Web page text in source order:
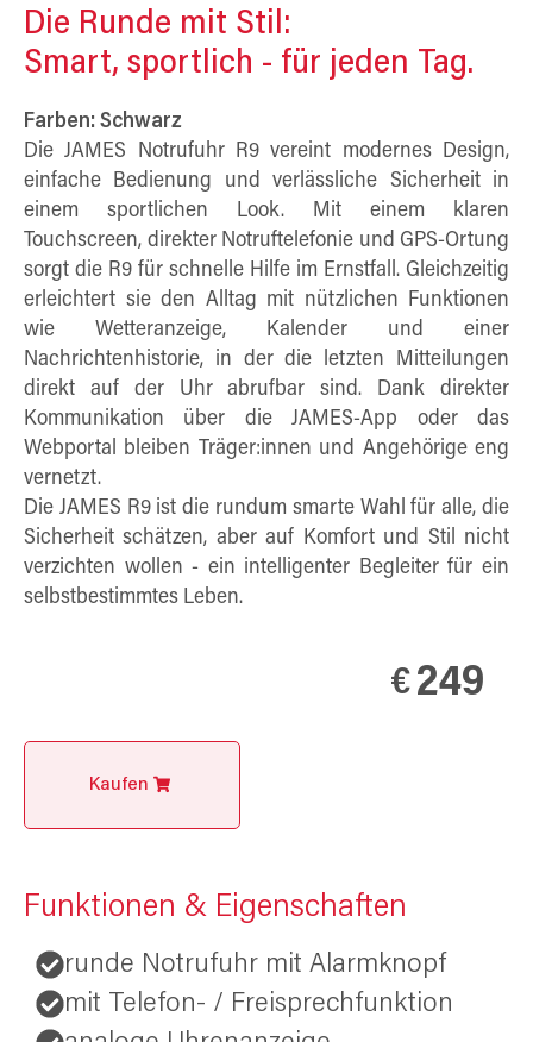
Die Runde mit Stil:
Smart, sportlich - für jeden Tag.
Farben: Schwarz
Die JAMES Notrufuhr R9 vereint modernes Design,
einfache Bedienung und verlässliche Sicherheit in
einem sportlichen Look. Mit einem klaren
Touchscreen, direkter Notruftelefonie und GPS-Ortung
sorgt die R9 für schnelle Hilfe im Ernstfall. Gleichzeitig
erleichtert sie den Alltag mit nützlichen Funktionen
wie Wetteranzeige, Kalender und einer
Nachrichtenhistorie, in der die letzten Mitteilungen
direkt auf der Uhr abrufbar sind. Dank direkter
Kommunikation über die JAMES-App oder das
Webportal bleiben Träger:innen und Angehörige eng
vernetzt.
Die JAMES R9 ist die rundum smarte Wahl für alle, die
Sicherheit schätzen, aber auf Komfort und Stil nicht
verzichten wollen - ein intelligenter Begleiter für ein
selbstbestimmtes Leben.
€249
Kaufen
Funktionen & Eigenschaften
runde Notrufuhr mit Alarmknopf
mit Telefon- / Freisprechfunktion